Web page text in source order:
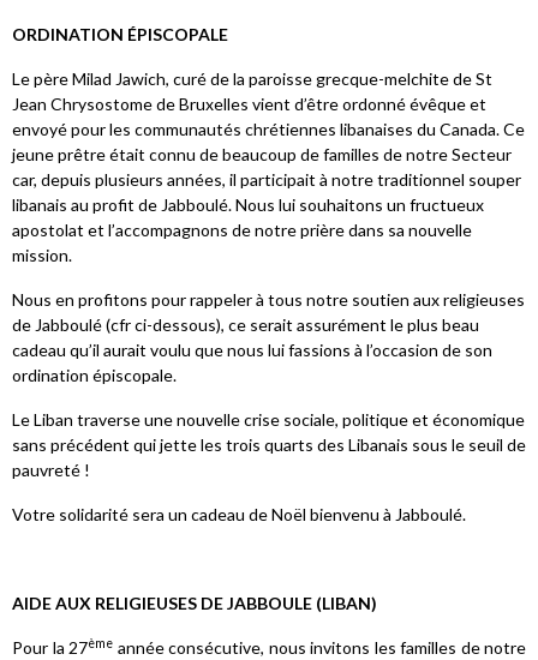
ORDINATION ÉPISCOPALE
Le père Milad Jawich, curé de la paroisse grecque-melchite de St
Jean Chrysostome de Bruxelles vient d’être ordonné évêque et
envoyé pour les communautés chrétiennes libanaises du Canada. Ce
jeune prêtre était connu de beaucoup de familles de notre Secteur
car, depuis plusieurs années, il participait à notre traditionnel souper
libanais au profit de Jabboulé. Nous lui souhaitons un fructueux
apostolat et l’accompagnons de notre prière dans sa nouvelle
mission.
Nous en profitons pour rappeler à tous notre soutien aux religieuses
de Jabboulé (cfr ci-dessous), ce serait assurément le plus beau
cadeau qu’il aurait voulu que nous lui fassions à l’occasion de son
ordination épiscopale.
Le Liban traverse une nouvelle crise sociale, politique et économique
sans précédent qui jette les trois quarts des Libanais sous le seuil de
pauvreté !
Votre solidarité sera un cadeau de Noël bienvenu à Jabboulé.
AIDE AUX RELIGIEUSES DE JABBOULE (LIBAN)
Pour la 27ème année consécutive, nous invitons les familles de notre